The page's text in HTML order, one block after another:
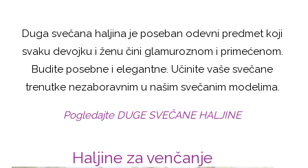
Duga svečana haljina je poseban odevni predmet koji
svaku devojku i ženu čini glamuroznom i primećenom.
Budite posebne i elegantne. Učinite vaše svečane
trenutke nezaboravnim u našim svečanim modelima.
Pogledajte DUGE SVEČANE HALJINE
Haljine za venčanje